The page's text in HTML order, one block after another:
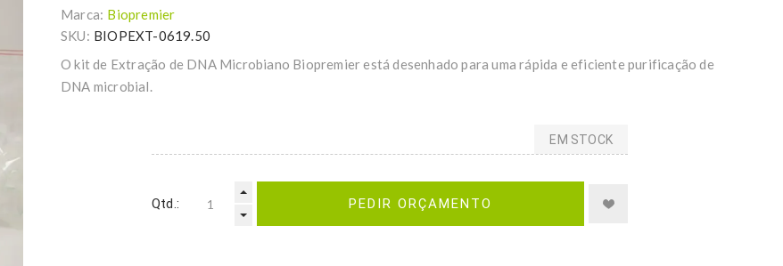
Marca: Biopremier
SKU: BIOPEXT-0619.50
O kit de Extração de DNA Microbiano Biopremier está desenhado para uma rápida e eficiente purificação de
DNA microbial.
EM STOCK
Qtd.: PEDIR ORÇAMENTO